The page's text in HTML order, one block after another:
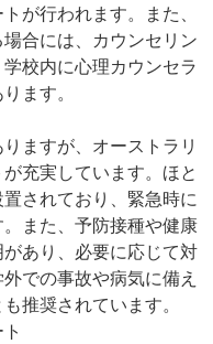
が行われます。また、
合には、カウンセリン
校内に心理カウンセラ
ます。
ますが、オーストラリ
充実しています。ほと
されており、緊急時に
また、予防接種や健康
あり、必要に応じて対
での事故や病気に備え
推奨されています。